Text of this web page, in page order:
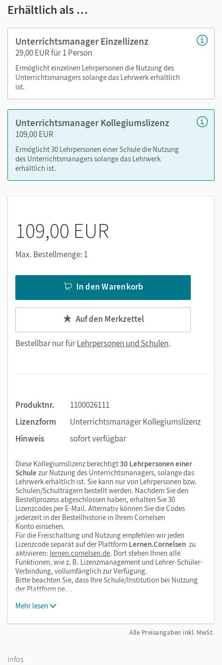
Lösungen
Arbeitsblätter als PDF
Kopiervorlagen
editierbare Kopiervorlagen
tägliche Übungen
Erhältlich als …
Unterrichtsmanager Einzellizenz
29,00 EUR für 1 Person
Ermöglicht einzelnen Lehrpersonen die Nutzung des
Unterrichtsmanagers solange das Lehrwerk erhältlich
ist.
Unterrichtsmanager Kollegiumslizenz
109,00 EUR
Ermöglicht 30 Lehrpersonen einer Schule die Nutzung
des Unterrichtsmanagers solange das Lehrwerk
erhältlich ist.
109,00 EUR
Max. Bestellmenge: 1
In den Warenkorb
Auf den Merkzettel
Bestellbar nur fürLehrpersonen und Schulen.
Produktnr.
1100026111
Lizenzform
Unterrichtsmanager Kollegiumslizenz
Hinweis
sofort verfügbar
Diese Kollegiumslizenz berechtigt30 Lehrpersonen einer
Schule zur Nutzung des Unterrichtsmanagers, solange das
Lehrwerk erhältlich ist. Sie kann nur von Lehrpersonen bzw.
Schulen/Schulträgern bestellt werden. Nachdem Sie den
Bestellprozess abgeschlossen haben, erhalten Sie 30
Lizenzcodes per E-Mail. Alternativ können Sie die Codes
jederzeit in der Bestellhistorie in Ihrem Cornelsen
Konto einsehen.
Für die Freischaltung und Nutzung empfehlen wir jeden
Lizenzcode separat auf der Plattform Lernen.Cornelsen zu
aktivieren: lernen.cornelsen.de. Dort stehen Ihnen alle
Funktionen, wie z. B. Lizenzmanagement und Lehrer-Schüler-
Verbindung, vollumfänglich zur Verfügung.
Bitte beachten Sie, dass Ihre Schule/Institution bei Nutzung
der Plattform pe…
Mehr lesen
Alle Preisangaben inkl. MwSt.
Infos